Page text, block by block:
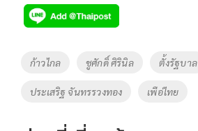
e
b
o
o
k
tt
er
p
y
Li
k
Tags
ก้าวไกล ชูศักดิ์ ศิรินิล ตั้งรัฐบาล
ประเสริฐ จันทรรวงทอง เพือ่ไทย